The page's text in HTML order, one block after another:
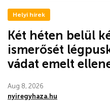
Helyi hírek
Két héten belül
ismerősét
vádat emelt
Aug 8, 2026
nyiregyhaza.hu